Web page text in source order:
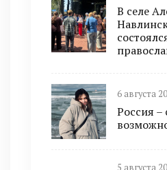
В селе
6 августа
Россия –
5 августа